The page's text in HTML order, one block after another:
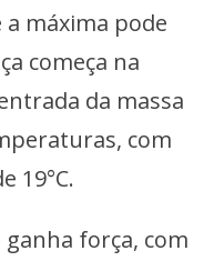
máxima pode
começa na
da massa
com
19°C.
força, com